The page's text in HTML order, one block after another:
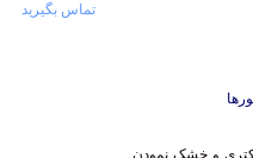
و خشک نمودن
های تشخیص طبی و
تماس بگیرید